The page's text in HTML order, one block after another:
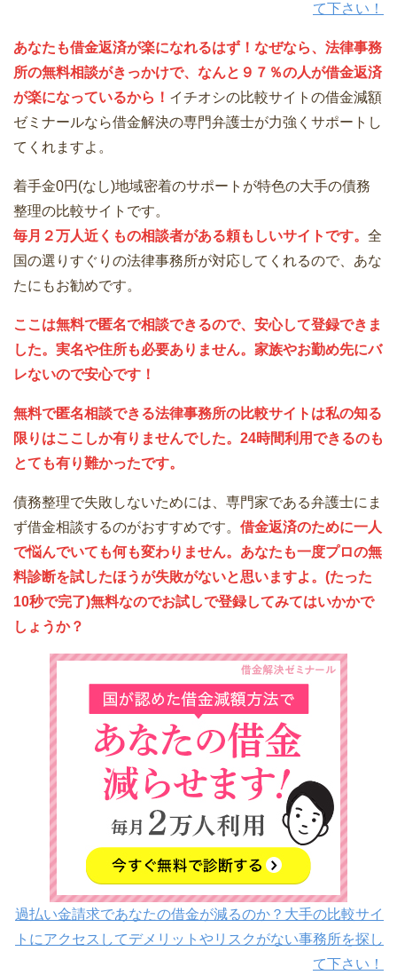
て下さい！
あなたも借金返済が楽になれるはず！なぜなら、法律事務
所の無料相談がきっかけで、なんと９７％の人が借金返済
が楽になっているから！ イチオシの比較サイトの借金減額
ゼミナールなら借金解決の専門弁護士が力強くサポートし
てくれますよ。
着手金0円(なし)地域密着のサポートが特色の大手の債務
整理の比較サイトです。
毎月２万人近くもの相談者がある頼もしいサイトです。 全
国の選りすぐりの法律事務所が対応してくれるので、あな
たにもお勧めです。
ここは無料で匿名で相談できるので、安心して登録できま
した。実名や住所も必要ありません。家族やお勤め先にバ
レないので安心です！
無料で匿名相談できる法律事務所の比較サイトは私の知る
限りはここしか有りませんでした。24時間利用できるのも
とても有り難かったです。
債務整理で失敗しないためには、専門家である弁護士にま
ず借金相談するのがおすすめです。 借金返済のために一人
で悩んでいても何も変わりません。あなたも一度プロの無
料診断を試したほうが失敗がないと思いますよ。(たった
10秒で完了)無料なのでお試しで登録してみてはいかかで
しょうか？
過払い金請求であなたの借金が減るのか？大手の比較サイ
トにアクセスしてデメリットやリスクがない事務所を探し
て下さい！